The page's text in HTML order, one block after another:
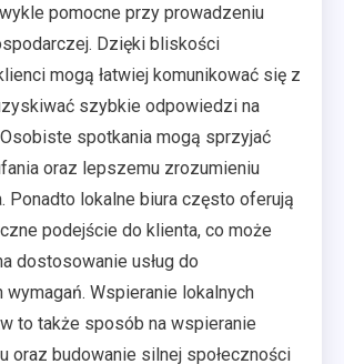
pomocne przy prowadzeniu
Dzięki bliskości
mogą łatwiej komunikować się z
szybkie odpowiedzi na
spotkania mogą sprzyjać
oraz lepszemu zrozumieniu
Ponadto lokalne biura często oferują
podejście do klienta, co może
dostosowanie usług do
wymagań. Wspieranie lokalnych
to także sposób na wspieranie
oraz budowanie silnej społeczności